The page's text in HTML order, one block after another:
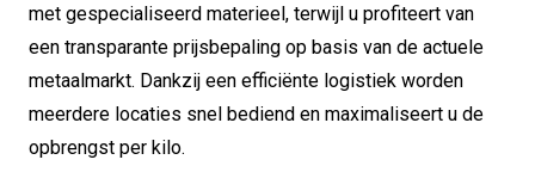
met gespecialiseerd materieel, terwijl u profiteert van
een transparante prijsbepaling op basis van de actuele
metaalmarkt. Dankzij een efficiënte logistiek worden
meerdere locaties snel bediend en maximaliseert u de
opbrengst per kilo.